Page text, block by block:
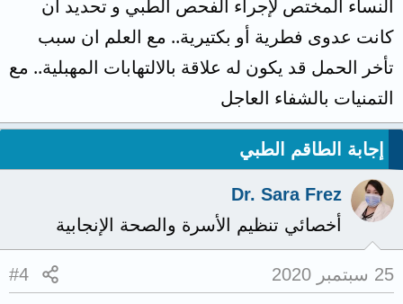
النساء المختص لإجراء الفحص الطبي و تحديد أن
كانت عدوى فطرية أو بكتيرية.. مع العلم ان سبب
تأخر الحمل قد يكون له علاقة بالالتهابات المهبلية.. مع
التمنيات بالشفاء العاجل
إجابة الطاقم الطبي
Dr. Sara Frez
أخصائي تنظيم الأسرة والصحة الإنجابية
25 سبتمبر 2020 #4